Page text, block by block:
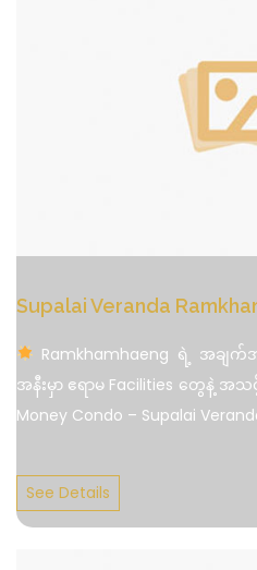
Supalai Veranda
Ramkhamhaeng ရဲ့ အချက်အ
အနီးမှာ ဧရာမ Facilities တွေနဲ့ အ
Money Condo – Supalai
See Details